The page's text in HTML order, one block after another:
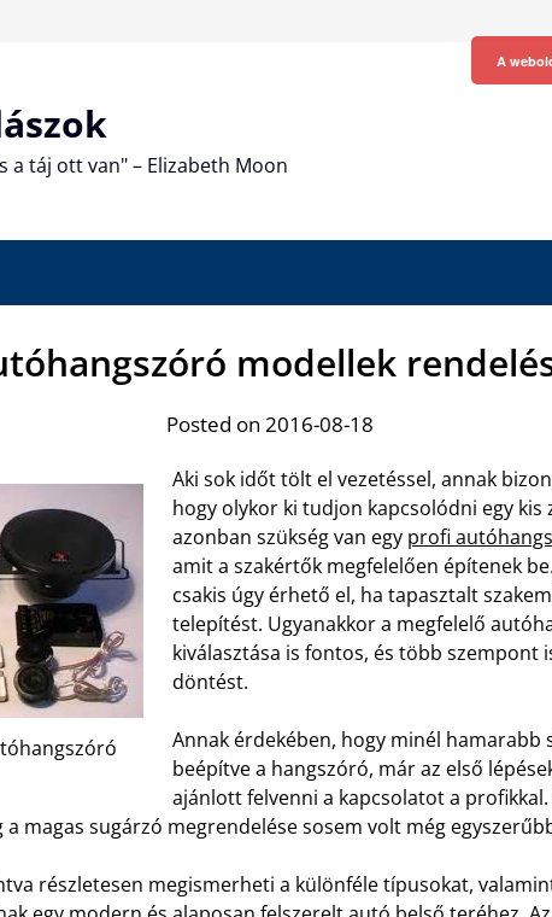
a táj ott van" – Elizabeth Moon
modellek
Posted on 2016-08-18
Aki sok időt tölt el vezetéssel, annak
hogy olykor ki tudjon kapcsolódni egy kis
azonban szükség van egy profi
amit a szakértők megfelelően építenek
csakis úgy érhető el, ha tapasztalt
telepítést. Ugyanakkor a megfelelő
kiválasztása is fontos, és több szempont
döntést.
Annak érdekében, hogy minél hamarabb
beépítve a hangszóró, már az első
ajánlott felvenni a kapcsolatot a profikkal.
a magas sugárzó megrendelése sosem volt még
részletesen megismerheti a különféle típusokat,
A